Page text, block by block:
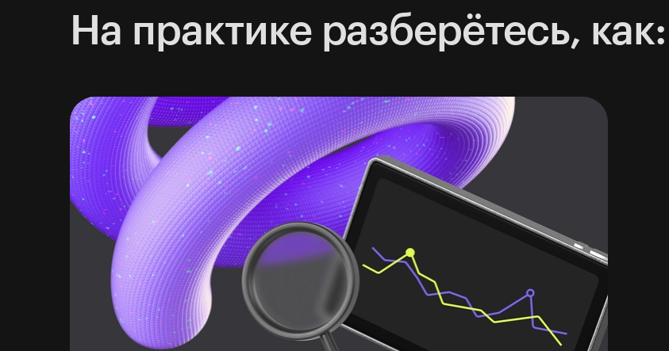
На практике разберётесь, как: